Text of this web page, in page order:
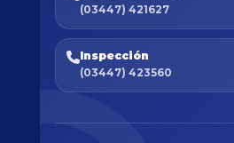
(03447) 421627
Inspección
(03447) 423560